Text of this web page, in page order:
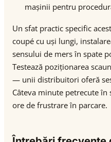
mașinii pentru
Un sfat practic specific
coupé cu uși lungi,
sensului de mers în spate
Testează poziționarea
— unii distribuitori oferă
Câteva minute petrecute
ore de frustrare în parcare.